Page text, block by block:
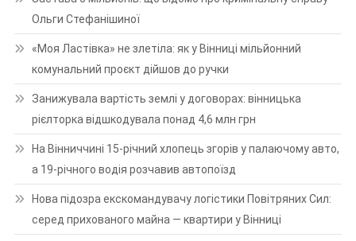
Ольги Стефанішиної
«Моя Ластівка» не злетіла: як у Вінниці мільйонний
комунальний проєкт дійшов до ручки
Занижувала вартість землі у договорах: вінницька
рієлторка відшкодувала понад 4,6 млн грн
На Вінниччині 15-річний хлопець згорів у палаючому авто,
а 19-річного водія розчавив автопоїзд
Нова підозра екскомандувачу логістики Повітряних Сил:
серед прихованого майна — квартири у Вінниці